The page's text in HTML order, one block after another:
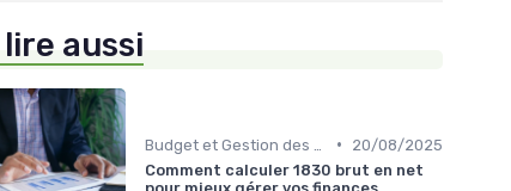
lire aussi
•
20/08/2025
Comment calculer 1830 brut en net